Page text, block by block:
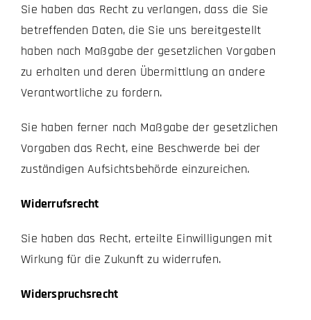
Sie haben das Recht zu verlangen, dass die Sie
betreffenden Daten, die Sie uns bereitgestellt
haben nach Maßgabe der gesetzlichen Vorgaben
zu erhalten und deren Übermittlung an andere
Verantwortliche zu fordern.
Sie haben ferner nach Maßgabe der gesetzlichen
Vorgaben das Recht, eine Beschwerde bei der
zuständigen Aufsichtsbehörde einzureichen.
Widerrufsrecht
Sie haben das Recht, erteilte Einwilligungen mit
Wirkung für die Zukunft zu widerrufen.
Widerspruchsrecht